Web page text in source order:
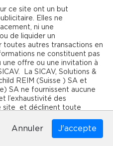
Income (ERRESCI)
réussi du
ERRES -
Income (ERRESCI)
première levée de CHF
de fonds propres.
de la FINMA du
ce site ont un but
Elles ne
ni une
de liquider un
toutes autres transactions en
ne constituent pas
une offre ou une invitation à
La SICAV, Solutions &
REIM (Suisse ) SA et
SA ne fournissent aucune
l’exhaustivité des
site et déclinent toute
Les informations présentes
Annuler